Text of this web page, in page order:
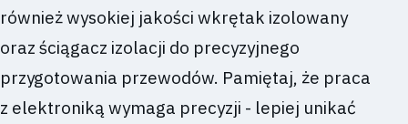
również wysokiej jakości wkrętak izolowany
oraz ściągacz izolacji do precyzyjnego
przygotowania przewodów. Pamiętaj, że praca
z elektroniką wymaga precyzji - lepiej unikać